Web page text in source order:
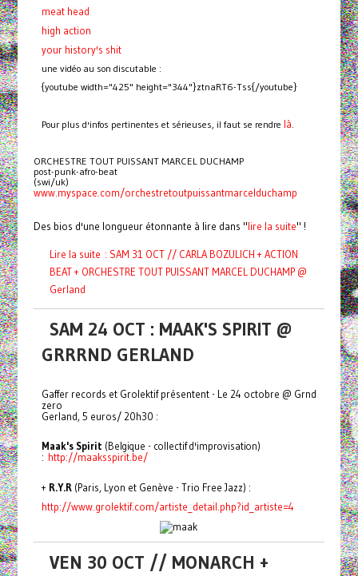
meat head
high action
your history's shit
une vidéo au son discutable :
{youtube width="425" height="344"}ztnaRT6-Tss{/youtube}
Pour plus d'infos pertinentes et sérieuses, il faut se rendre là.
ORCHESTRE TOUT PUISSANT MARCEL DUCHAMP
post-punk-afro-beat
(swi/uk)
www.myspace.com/orchestretoutpuissantmarcelduchamp
Des bios d'une longueur étonnante à lire dans "lire la suite" !
Lire la suite : SAM 31 OCT // CARLA BOZULICH + ACTION
BEAT + ORCHESTRE TOUT PUISSANT MARCEL DUCHAMP @
Gerland
SAM 24 OCT : MAAK'S SPIRIT @
GRRRND GERLAND
Gaffer records et Grolektif présentent - Le 24 octobre @ Grnd
zero
Gerland, 5 euros/ 20h30 :
Maak's Spirit (Belgique - collectif d'improvisation)
: http://maaksspirit.be/
+ R.Y.R(Paris, Lyon et Genève - Trio Free Jazz) :
http://www.grolektif.com/artiste_detail.php?id_artiste=4
VEN 30 OCT // MONARCH +